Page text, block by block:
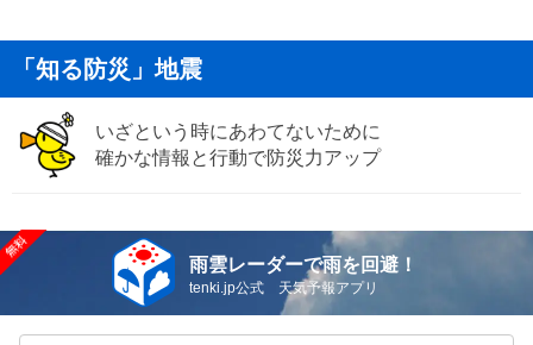
「知る防災」地震
いざという時にあわてないために
確かな情報と行動で防災力アップ
雨雲レーダーで雨を回避！
tenki.jp公式 天気予報アプリ